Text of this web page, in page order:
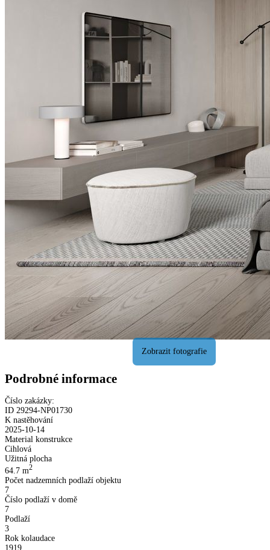
Podrobné informace
Číslo zakázky:
ID 29294-NP01730
K nastěhování
2025-10-14
Material konstrukce
Cihlová
Užitná plocha
64.7 m2
Počet nadzemních podlaží objektu
7
Číslo podlaží v domě
7
Podlaží
3
Rok kolaudace
1919